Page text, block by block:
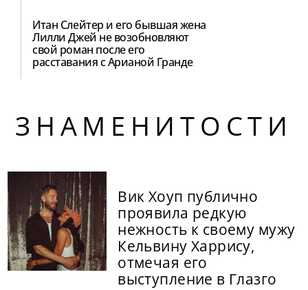
Итан Слейтер и его бывшая жена
Лилли Джей не возобновляют
свой роман после его
расставания с Арианой Гранде
ЗНАМЕНИТОСТИ
Вик Хоуп публично
проявила редкую
нежность к своему мужу
Кельвину Харрису,
отмечая его
выступление в Глазго